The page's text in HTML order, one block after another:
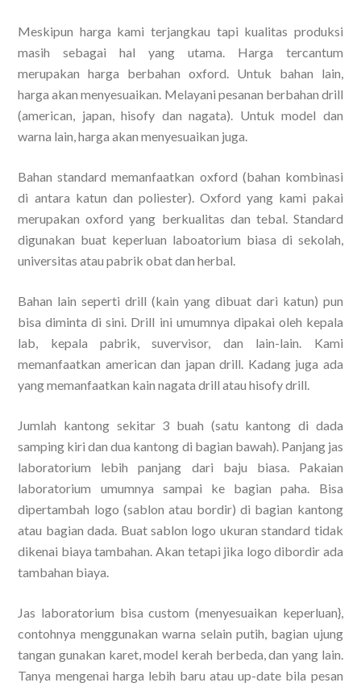
Meskipun harga kami terjangkau tapi kualitas produksi
masih sebagai hal yang utama. Harga tercantum
merupakan harga berbahan oxford. Untuk bahan lain,
harga akan menyesuaikan. Melayani pesanan berbahan drill
(american, japan, hisofy dan nagata). Untuk model dan
warna lain, harga akan menyesuaikan juga.
Bahan standard memanfaatkan oxford (bahan kombinasi
di antara katun dan poliester). Oxford yang kami pakai
merupakan oxford yang berkualitas dan tebal. Standard
digunakan buat keperluan laboatorium biasa di sekolah,
universitas atau pabrik obat dan herbal.
Bahan lain seperti drill (kain yang dibuat dari katun) pun
bisa diminta di sini. Drill ini umumnya dipakai oleh kepala
lab, kepala pabrik, suvervisor, dan lain-lain. Kami
memanfaatkan american dan japan drill. Kadang juga ada
yang memanfaatkan kain nagata drill atau hisofy drill.
Jumlah kantong sekitar 3 buah (satu kantong di dada
samping kiri dan dua kantong di bagian bawah). Panjang jas
laboratorium lebih panjang dari baju biasa. Pakaian
laboratorium umumnya sampai ke bagian paha. Bisa
dipertambah logo (sablon atau bordir) di bagian kantong
atau bagian dada. Buat sablon logo ukuran standard tidak
dikenai biaya tambahan. Akan tetapi jika logo dibordir ada
tambahan biaya.
Jas laboratorium bisa custom (menyesuaikan keperluan},
contohnya menggunakan warna selain putih, bagian ujung
tangan gunakan karet, model kerah berbeda, dan yang lain.
Tanya mengenai harga lebih baru atau up-date bila pesan